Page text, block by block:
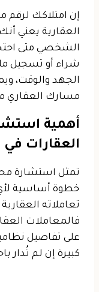
إن امتلاكك
العقارية يعني
الشخصي متى
شراء أو تسجيل
الجهد والوقت،
مسارك العقاري
أهمية
العقارات في
تمثل استشارة
خطوة أساسية
تعاملاته
فالمعاملات
على تفاصيل
كبيرة إن لم تُدار